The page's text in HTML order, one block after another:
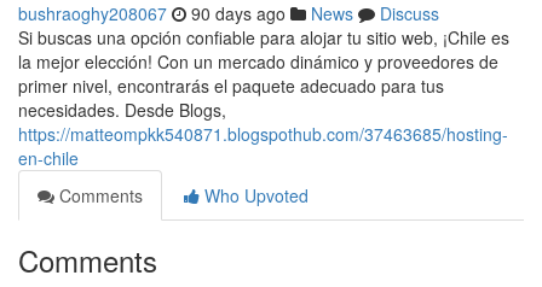
bushraoghy208067 90 days ago News
Discuss
Si buscas una opción confiable para alojar tu sitio web, ¡Chile es
la mejor elección! Con un mercado dinámico y proveedores de
primer nivel, encontrarás el paquete adecuado para tus
necesidades. Desde Blogs,
https://matteompkk540871.blogspothub.com/37463685/hosting-
en-chile
Comments
Who Upvoted
Comments